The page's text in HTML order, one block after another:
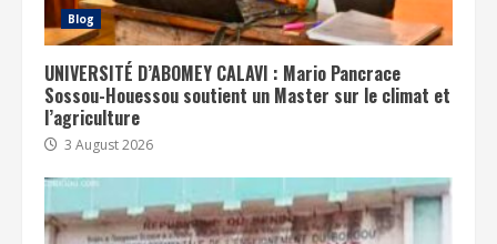
Blog
UNIVERSITÉ D’ABOMEY CALAVI : Mario Pancrace
Sossou-Houessou soutient un Master sur le climat et
l’agriculture
3 August 2026